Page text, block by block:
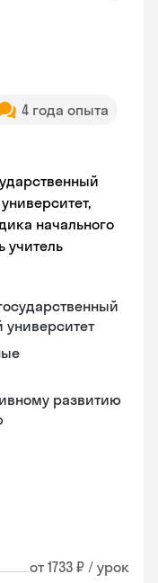
4 года опыта
начального
учитель
университет
развитию
от 1733 ₽ / урок